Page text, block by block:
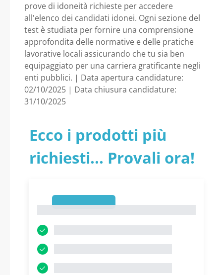
prove di idoneità richieste per accedere
all'elenco dei candidati idonei. Ogni sezione del
test è studiata per fornire una comprensione
approfondita delle normative e delle pratiche
lavorative locali assicurando che tu sia ben
equipaggiato per una carriera gratificante negli
enti pubblici. | Data apertura candidature:
02/10/2025 | Data chiusura candidature:
31/10/2025
Ecco i prodotti più
richiesti... Provali ora!